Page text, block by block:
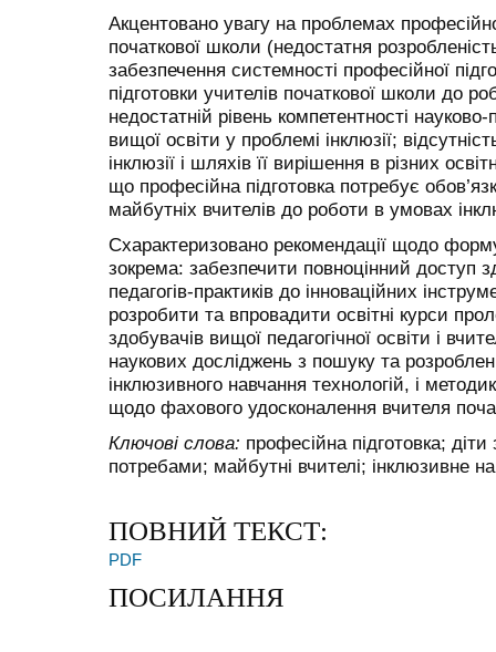
Акцентовано увагу на проблемах
початкової школи (недостатня
забезпечення системності професійної
підготовки учителів початкової школи до
недостатній рівень компетентності науково-
вищої освіти у проблемі інклюзії;
інклюзії і шляхів її вирішення в різних
що професійна підготовка потребує
майбутніх вчителів до роботи в умовах
Схарактеризовано рекомендації щодо
зокрема: забезпечити повноцінний доступ
педагогів-практиків до інноваційних
розробити та впровадити освітні курси
здобувачів вищої педагогічної освіти і
наукових досліджень з пошуку та
інклюзивного навчання технологій, і
щодо фахового удосконалення вчителя
Ключові слова: професійна підготовка;
потребами; майбутні вчителі; інклюзивне
ПОВНИЙ ТЕКСТ:
PDF
ПОСИЛАННЯ